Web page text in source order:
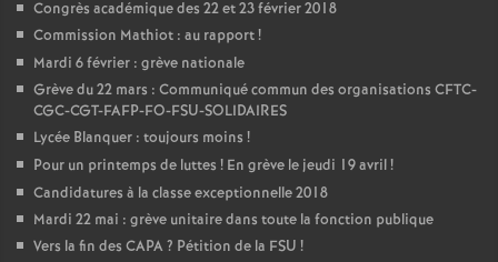
Congrès académique des 22 et 23 février 2018
Commission Mathiot : au rapport!
Mardi 6 février : grève nationale
Grève du 22 mars : Communiqué commun des organisations CFTC-
CGC-CGT-FAFP-FO-FSU-SOLIDAIRES
Lycée Blanquer : toujours moins !
Pour un printemps de luttes ! En grève le jeudi 19 avril!
Candidatures à la classe exceptionnelle 2018
Mardi 22 mai : grève unitaire dans toute la fonction publique
Vers la fin des CAPA? Pétition de la FSU !